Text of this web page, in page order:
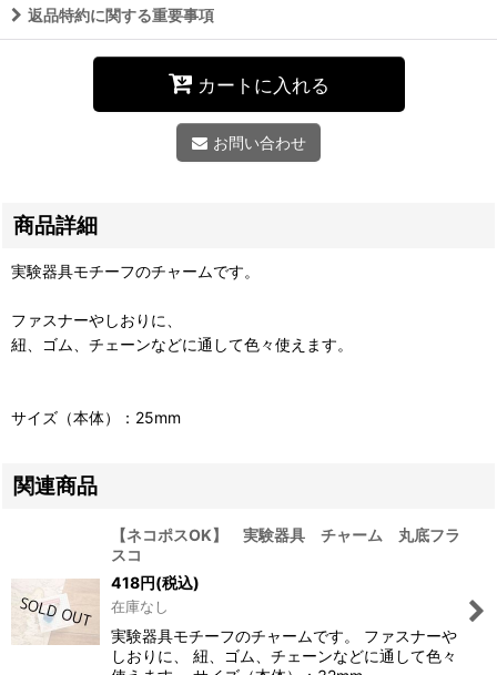
返品特約に関する重要事項
カートに入れる
お問い合わせ
商品詳細
実験器具モチーフのチャームです。
ファスナーやしおりに、
紐、ゴム、チェーンなどに通して色々使えます。
サイズ（本体）：25mm
関連商品
【ネコポスOK】 実験器具 チャーム 丸底フラ
スコ
418円(税込)
在庫なし
実験器具モチーフのチャームです。 ファスナーや
しおりに、 紐、ゴム、チェーンなどに通して色々